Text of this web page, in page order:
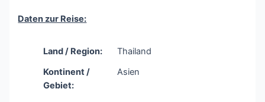
Daten zur Reise:
Land / Region:
Thailand
Kontinent /
Gebiet:
Asien